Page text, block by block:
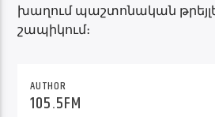
խաղում պաշտոնական
շապիկում։
AUTHOR
105.5FM